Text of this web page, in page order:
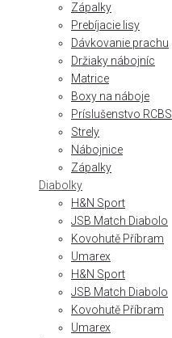
Zápalky
Prebíjacie lisy
Dávkovanie prachu
Držiaky nábojníc
Matrice
Boxy na náboje
Príslušenstvo RCBS
Strely
Nábojnice
Zápalky
Diabolky
H&N Sport
JSB Match Diabolo
Kovohutě Příbram
Umarex
H&N Sport
JSB Match Diabolo
Kovohutě Příbram
Umarex